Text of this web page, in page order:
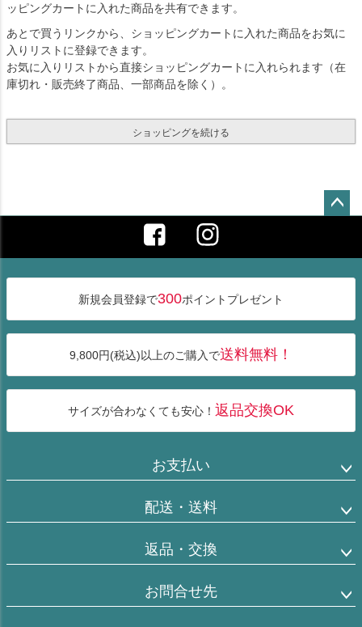
ッピングカートに入れた商品を共有できます。
あとで買うリンクから、ショッピングカートに入れた商品をお気に
入りリストに登録できます。
お気に入りリストから直接ショッピングカートに入れられます（在
庫切れ・販売終了商品、一部商品を除く）。
ショッピングを続ける
ップ
へ
新規会員登録で300ポイントプレゼント
9,800円(税込)以上のご購入で送料無料！
サイズが合わなくても安心！ 返品交換OK
お支払い
配送・送料
返品・交換
お問合せ先